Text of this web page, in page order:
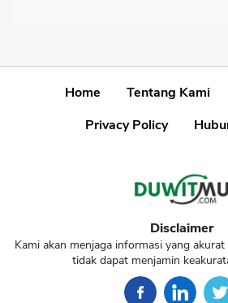
Home Tentang Kami
Privacy Policy
Disclaimer
Kami akan menjaga informasi yang
tidak dapat menjamin